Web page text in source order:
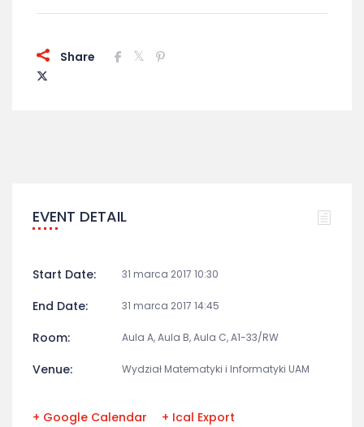
Share
EVENT DETAIL
Start Date: 31 marca 2017 10:30
End Date: 31 marca 2017 14:45
Room: Aula A, Aula B, Aula C, A1-33/RW
Venue: Wydział Matematyki i Informatyki UAM
+ Google Calendar + Ical Export